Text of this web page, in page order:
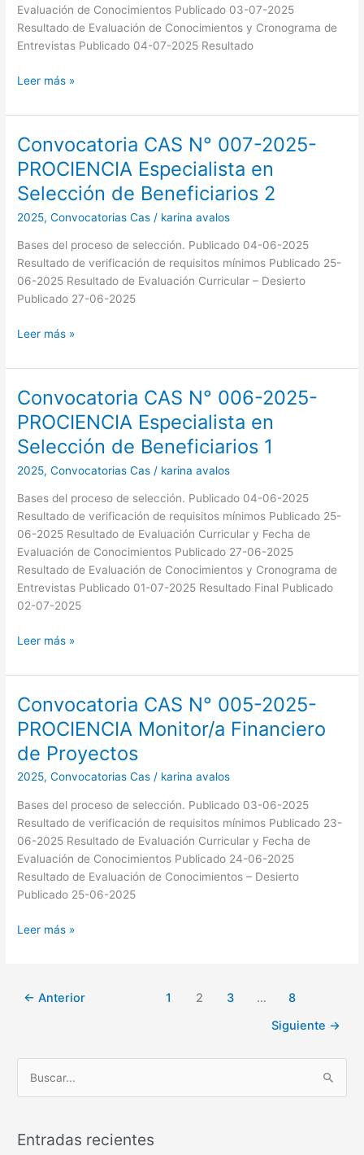
Evaluación de Conocimientos Publicado 03-07-2025
Resultado de Evaluación de Conocimientos y Cronograma de
Entrevistas Publicado 04-07-2025 Resultado
Esquemas
Financieros
Leer más »
Convocatoria CAS N° 007-2025-
PROCIENCIA Especialista en
Selección de Beneficiarios 2
2025,Convocatorias Cas / karina avalos
Bases del proceso de selección. Publicado 04-06-2025
Resultado de verificación de requisitos mínimos Publicado 25-
06-2025 Resultado de Evaluación Curricular – Desierto
Publicado 27-06-2025
Convocatoria
CAS
N°
007-
2025-
Especialista
en
Selección
de
2
Leer más »
Convocatoria CAS N° 006-2025-
PROCIENCIA Especialista en
Selección de Beneficiarios 1
2025,Convocatorias Cas / karina avalos
Bases del proceso de selección. Publicado 04-06-2025
Resultado de verificación de requisitos mínimos Publicado 25-
06-2025 Resultado de Evaluación Curricular y Fecha de
Evaluación de Conocimientos Publicado 27-06-2025
Resultado de Evaluación de Conocimientos y Cronograma de
Entrevistas Publicado 01-07-2025 Resultado Final Publicado
02-07-2025
Convocatoria
CAS
N°
006-
2025-
Especialista
en
Selección
de
Beneficiarios
1
Leer más »
Convocatoria CAS N° 005-2025-
PROCIENCIA Monitor/a Financiero
de Proyectos
2025,Convocatorias Cas / karina avalos
Bases del proceso de selección. Publicado 03-06-2025
Resultado de verificación de requisitos mínimos Publicado 23-
06-2025 Resultado de Evaluación Curricular y Fecha de
Evaluación de Conocimientos Publicado 24-06-2025
Resultado de Evaluación de Conocimientos – Desierto
Publicado 25-06-2025
Convocatoria
CAS
N°
005-
2025-
Monitor/a
Financiero
de
Proyectos
Leer más »
← Anterior 1 2 3 …
8
Siguiente →
c
Entradas recientes